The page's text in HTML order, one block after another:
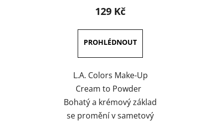
produktu
4,0
z
5
hvězdiček.
129 Kč
L.A. Colors Make-Up
Cream to Powder
Bohatý a krémový základ
se promění v sametový